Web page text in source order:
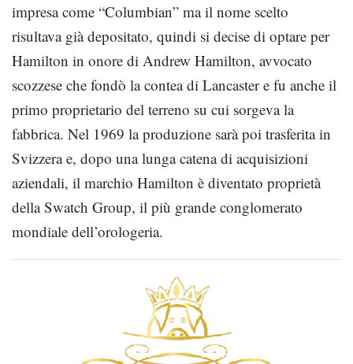
impresa come “Columbian” ma il nome scelto
risultava già depositato, quindi si decise di optare per
Hamilton in onore di Andrew Hamilton, avvocato
scozzese che fondò la contea di Lancaster e fu anche il
primo proprietario del terreno su cui sorgeva la
fabbrica. Nel 1969 la produzione sarà poi trasferita in
Svizzera e, dopo una lunga catena di acquisizioni
aziendali, il marchio Hamilton è diventato proprietà
della Swatch Group, il più grande conglomerato
mondiale dell’orologeria.